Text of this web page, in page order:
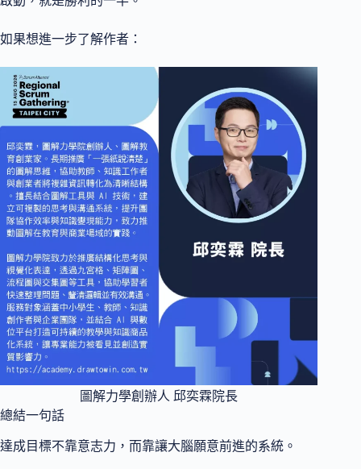
如果想進一步了解作者：
圖解力學創辦人 邱奕霖院長
總結一句話
達成目標不靠意志力，而靠讓大腦願意前進的系統。